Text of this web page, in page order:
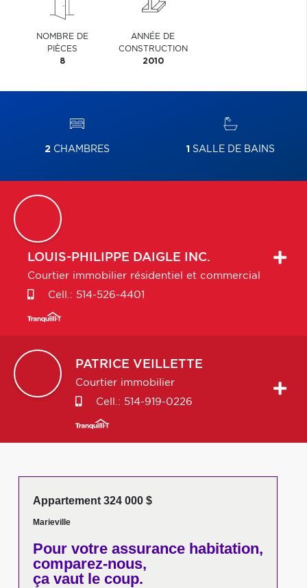
NOMBRE DE
PIÈCES
8
ANNÉE DE
CONSTRUCTION
2010
2CHAMBRES 1 SALLE DE BAINS
LOUIS-PHILIPPE DAIGLE INC.
Courtier immobilier résidentiel et commercial
Cell.: 514-526-4401
PATRICE VEILLETTE
Courtier immobilier
Cell.: 514-919-0226
Appartement 324 000 $
Marieville
Pour votreassurance habitation,
comparez-nous,
ça vaut le coup.